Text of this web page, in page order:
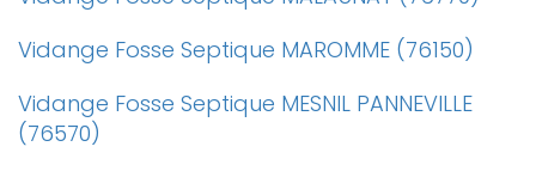
Vidange Fosse Septique MAROMME (76150)
Vidange Fosse Septique MESNIL PANNEVILLE
(76570)